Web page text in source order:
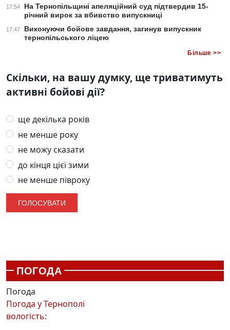
17:54
На Тернопільщині апеляційний суд підтвердив 15-
річний вирок за вбивство випускниці
17:47
Виконуючи бойове завдання, загинув випускник
тернопільського ліцею
Більше >>
Скільки, на вашу думку, ще триватимуть
активні бойові дії?
ще декілька років
не менше року
не можу сказати
до кінця цієї зими
не менше півроку
ПОГОДА
Погода
Погода уТернополі
вологість: